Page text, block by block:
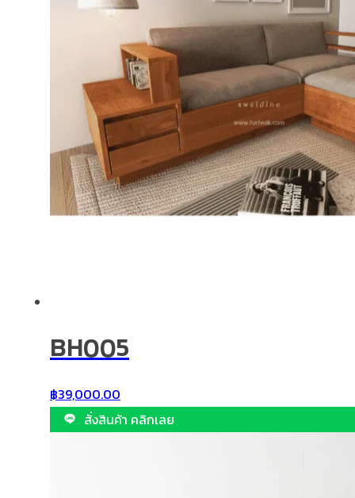
BH005
฿39,000.00
สั่งสินค้า คลิกเลย